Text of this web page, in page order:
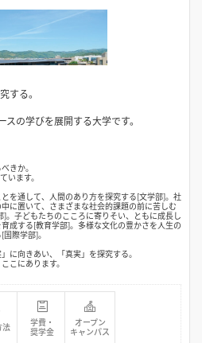
する。
の学びを展開する大学です。
きか。
います。
を通して、人間のあり方を探究する[文学部]。社
に置いて、さまざまな社会的課題の前に苦しむ
。子どもたちのこころに寄りそい、ともに成長し
成する[教育学部]。多様な文化の豊かさを人生の
際学部]。
に向きあい、「真実」を探究する。
こにあります。
法
学費・
奨学金
オープン
キャンパス